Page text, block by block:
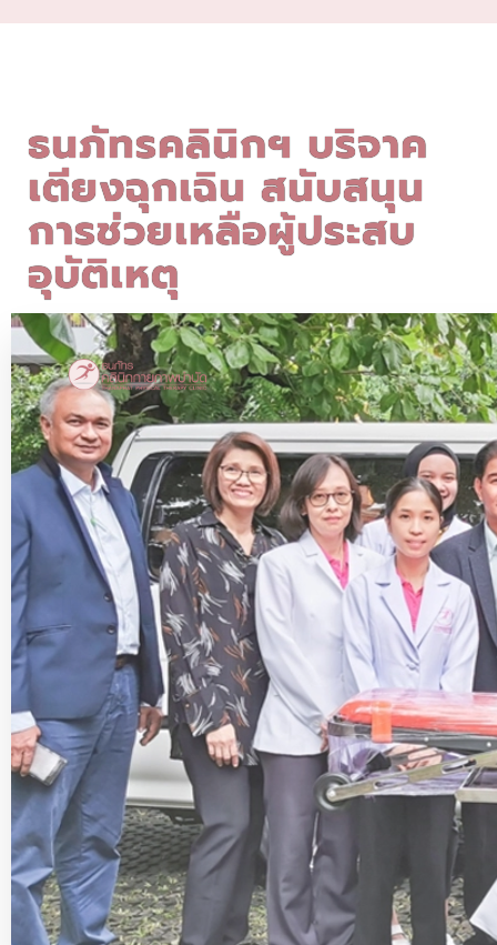
ธนภัทรคลินิกฯ บริจาค
เตียงฉุกเฉิน สนับสนุน
การช่วยเหลือผู้ประสบ
อุบัติเหตุ